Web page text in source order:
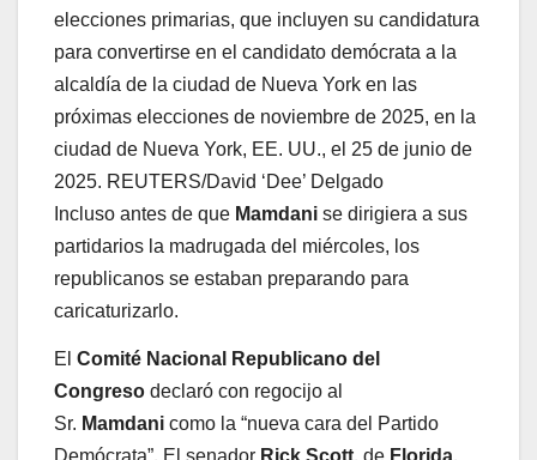
elecciones primarias, que incluyen su candidatura
para convertirse en el candidato demócrata a la
alcaldía de la ciudad de Nueva York en las
próximas elecciones de noviembre de 2025, en la
ciudad de Nueva York, EE. UU., el 25 de junio de
2025. REUTERS/David ‘Dee’ Delgado
Incluso antes de que Mamdani se dirigiera a sus
partidarios la madrugada del miércoles, los
republicanos se estaban preparando para
caricaturizarlo.
El Comité Nacional Republicano del
Congreso declaró con regocijo al
Sr. Mamdani como la “nueva cara del Partido
Demócrata”. El senador Rick Scott, de Florida,